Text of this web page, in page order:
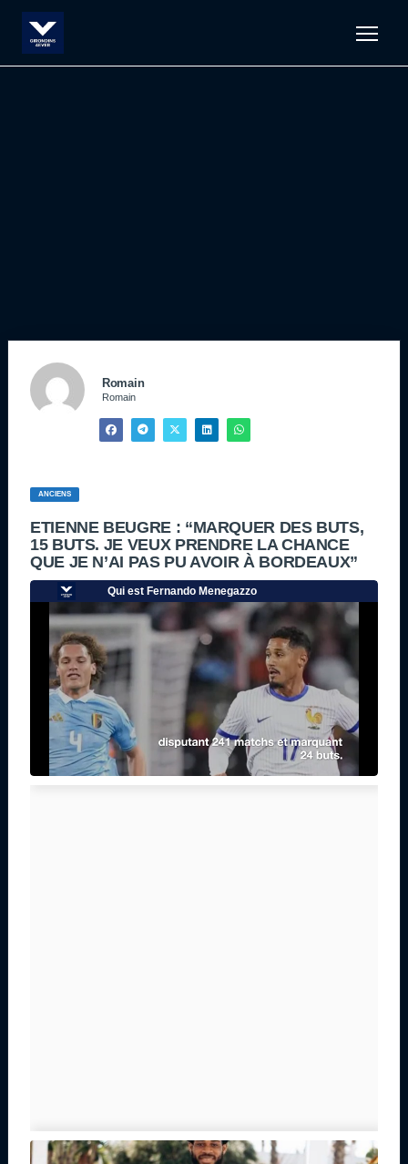
Romain
Romain
ANCIENS
ETIENNE BEUGRE : “MARQUER DES BUTS,
15 BUTS. JE VEUX PRENDRE LA CHANCE
QUE JE N’AI PAS PU AVOIR À BORDEAUX”